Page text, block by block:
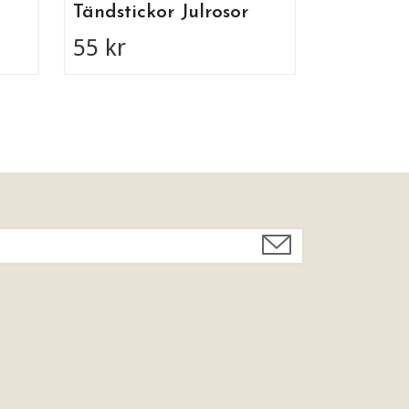
Tändstickor Julrosor
55 kr